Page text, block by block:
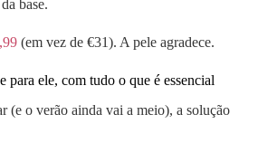
base.
(em vez de €31). A pele agradece.
ele, com tudo o que é essencial
(e o verão ainda vai a meio), a solução